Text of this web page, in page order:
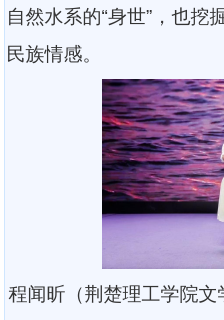
自然水系的“身世”，也
民族情感。
程闻昕（荆楚理工学院